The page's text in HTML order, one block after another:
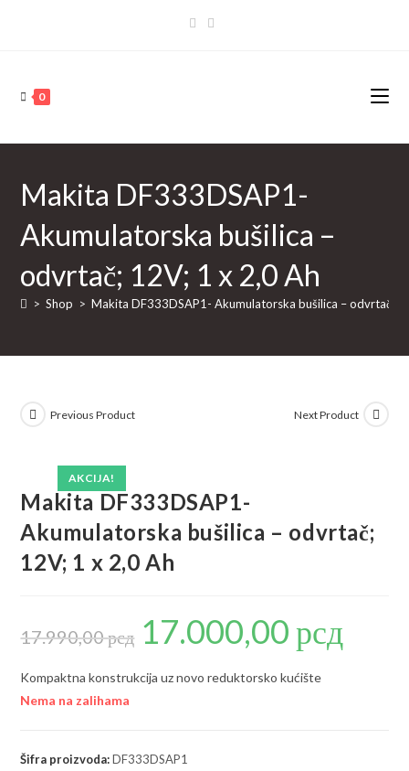
0
Makita DF333DSAP1-
Akumulatorska bušilica –
odvrtač; 12V; 1 x 2,0 Ah
> Shop > Makita DF333DSAP1- Akumulatorska bušilica – odvrtač;
AKCIJA!
Previous Product Next Product
Makita DF333DSAP1-
Akumulatorska bušilica – odvrtač;
12V; 1 x 2,0 Ah
17.990,00рсд
Originalna
cena
je
17.990,00 рсд.
17.000,00рсдje:
Kompaktna konstrukcija uz novo reduktorsko kućište
Nema na zalihama
Šifra proizvoda:DF333DSAP1